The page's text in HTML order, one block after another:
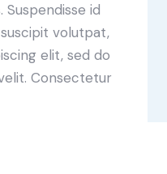
id
volutpat,
elit, sed do
Consectetur